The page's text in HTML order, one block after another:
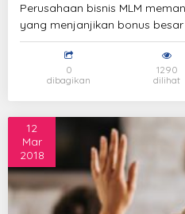
Perusahaan bisnis MLM
yang menjanjikan bonus
0
dibagikan
1290
dilihat
12
Mar
2018